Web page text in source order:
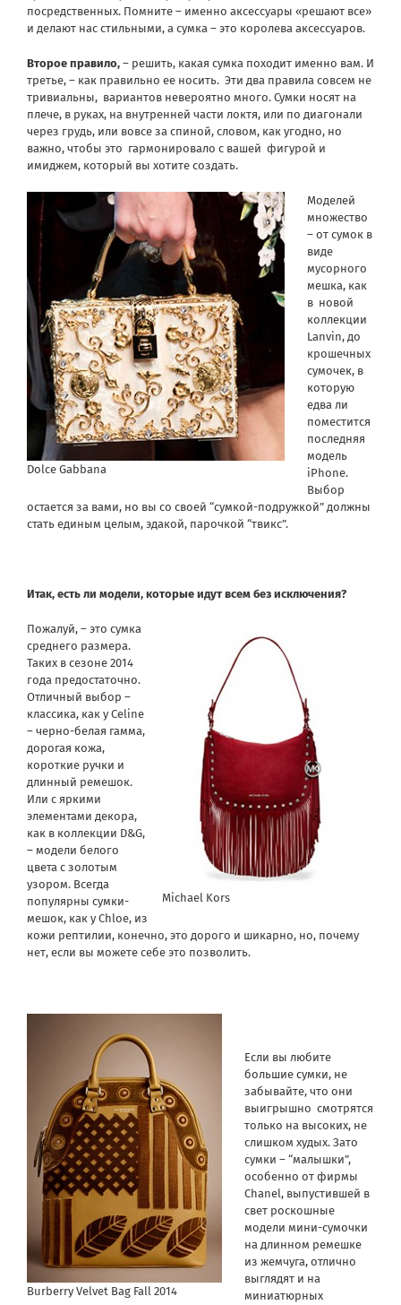
посредственных. Помните – именно аксессуары «решают все»
и делают нас стильными, а сумка – это королева аксессуаров.
Второе правило, – решить, какая сумка походит именно вам. И
третье, – как правильно ее носить. Эти два правила совсем не
тривиальны, вариантов невероятно много. Сумки носят на
плече, в руках, на внутренней части локтя, или по диагонали
через грудь, или вовсе за спиной, словом, как угодно, но
важно, чтобы это гармонировало с вашей фигурой и
имиджем, который вы хотите создать.
Dolce Gabbana
Моделей
множество
– от сумок в
виде
мусорного
мешка, как
в новой
коллекции
Lanvin, до
крошечных
сумочек, в
которую
едва ли
поместится
последняя
модель
iPhone.
Выбор
остается за вами, но вы со своей “сумкой-подружкой” должны
стать единым целым, эдакой, парочкой “твикс”.
Итак, есть ли модели, которые идут всем без исключения?
Michael Kors
Пожалуй, – это сумка
среднего размера.
Таких в сезоне 2014
года предостаточно.
Отличный выбор –
классика, как у Celine
– черно-белая гамма,
дорогая кожа,
короткие ручки и
длинный ремешок.
Или с яркими
элементами декора,
как в коллекции D&G,
– модели белого
цвета с золотым
узором. Всегда
популярны сумки-
мешок, как у Chloe, из
кожи рептилии, конечно, это дорого и шикарно, но, почему
нет, если вы можете себе это позволить.
Burberry Velvet Bag Fall 2014
Если вы любите
большие сумки, не
забывайте, что они
выигрышно смотрятся
только на высоких, не
слишком худых. Зато
сумки – “малышки”,
особенно от фирмы
Chanel, выпустившей в
свет роскошные
модели мини-сумочки
на длинном ремешке
из жемчуга, отлично
выглядят и на
миниатюрных